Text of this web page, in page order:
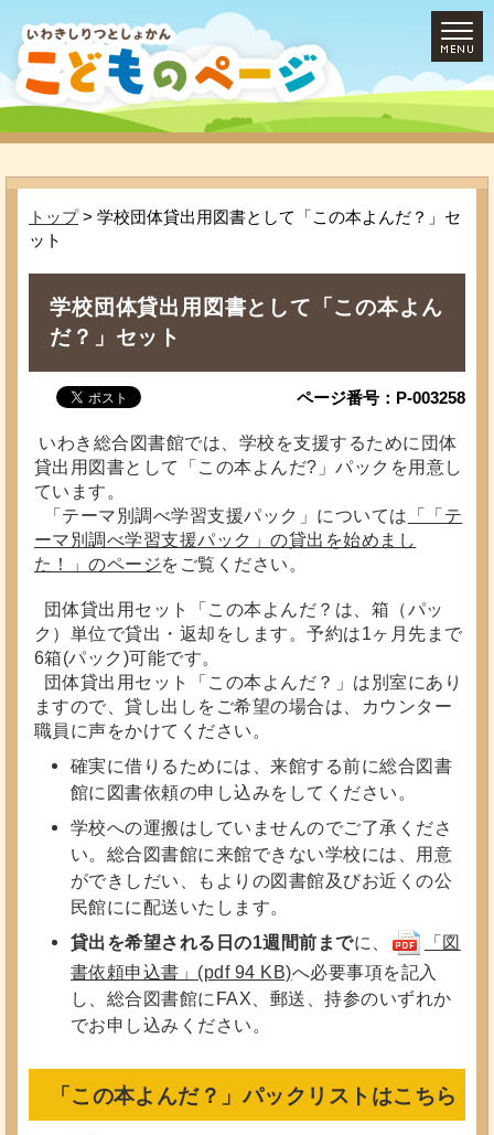
トップ> 学校団体貸出用図書として「この本よんだ？」セ
ット
学校団体貸出用図書として「この本よん
だ？」セット
ページ番号：P-003258
いわき総合図書館では、学校を支援するために団体
貸出用図書として「この本よんだ?」パックを用意し
ています。
「テーマ別調べ学習支援パック」については
「「テ
ーマ別調べ学習支援パック」の貸出を始めまし
た！」のページをご覧ください。
団体貸出用セット「この本よんだ？は、箱（パッ
ク）単位で貸出・返却をします。予約は1ヶ月先まで
6箱(パック)可能です。
団体貸出用セット「この本よんだ？」は別室にあり
ますので、貸し出しをご希望の場合は、カウンター
職員に声をかけてください。
確実に借りるためには、来館する前に総合図書
館に図書依頼の申し込みをしてください。
学校への運搬はしていませんのでご了承くださ
い。総合図書館に来館できない学校には、用意
ができしだい、もよりの図書館及びお近くの公
民館にに配送いたします。
貸出を希望される日の1週間前までに、
「図
書依頼申込書」(pdf 94 KB)へ必要事項を記入
し、総合図書館にFAX、郵送、持参のいずれか
でお申し込みください。
「この本よんだ？」パックリストはこちら